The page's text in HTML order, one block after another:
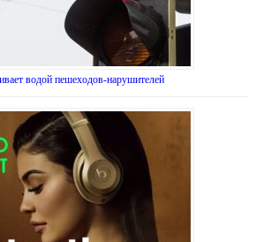
водой пешеходов-нарушителей